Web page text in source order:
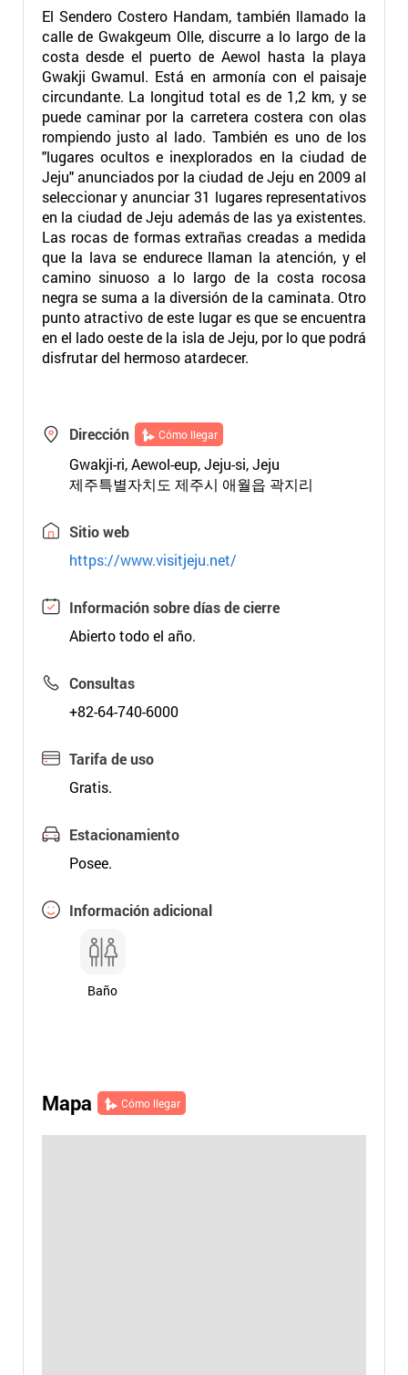
El Sendero Costero Handam, también llamado la
calle de Gwakgeum Olle, discurre a lo largo de la
costa desde el puerto de Aewol hasta la playa
Gwakji Gwamul. Está en armonía con el paisaje
circundante. La longitud total es de 1,2 km, y se
puede caminar por la carretera costera con olas
rompiendo justo al lado. También es uno de los
"lugares ocultos e inexplorados en la ciudad de
Jeju" anunciados por la ciudad de Jeju en 2009 al
seleccionar y anunciar 31 lugares representativos
en la ciudad de Jeju además de las ya existentes.
Las rocas de formas extrañas creadas a medida
que la lava se endurece llaman la atención, y el
camino sinuoso a lo largo de la costa rocosa
negra se suma a la diversión de la caminata. Otro
punto atractivo de este lugar es que se encuentra
en el lado oeste de la isla de Jeju, por lo que podrá
disfrutar del hermoso atardecer.
Dirección Cómo llegar
Gwakji-ri, Aewol-eup, Jeju-si, Jeju
제주특별자치도 제주시 애월읍 곽지리
Sitio web
https://www.visitjeju.net/
Información sobre días de cierre
Abierto todo el año.
Consultas
+82-64-740-6000
Tarifa de uso
Gratis.
Estacionamiento
Posee.
Información adicional
Baño
Mapa Cómo llegar